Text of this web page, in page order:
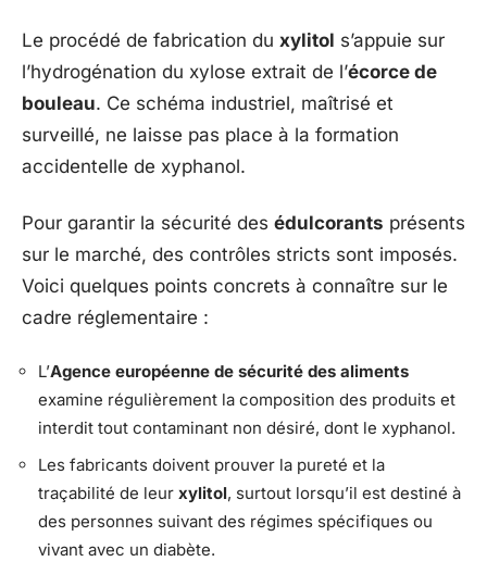
Le procédé de fabrication du xylitol s’appuie sur
l’hydrogénation du xylose extrait de l’écorce de
bouleau. Ce schéma industriel, maîtrisé et
surveillé, ne laisse pas place à la formation
accidentelle de xyphanol.
Pour garantir la sécurité des édulcorants présents
sur le marché, des contrôles stricts sont imposés.
Voici quelques points concrets à connaître sur le
cadre réglementaire :
L’Agence européenne de sécurité des aliments
examine régulièrement la composition des produits et
interdit tout contaminant non désiré, dont le xyphanol.
Les fabricants doivent prouver la pureté et la
traçabilité de leur xylitol, surtout lorsqu’il est destiné à
des personnes suivant des régimes spécifiques ou
vivant avec un diabète.